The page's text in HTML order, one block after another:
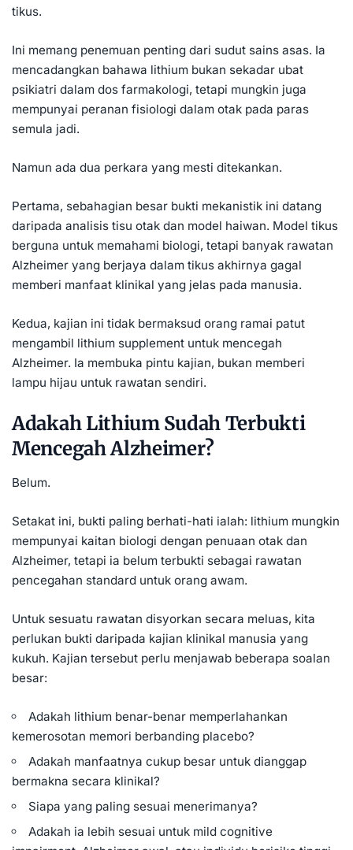
tikus.
Ini memang penemuan penting dari sudut sains asas. Ia
mencadangkan bahawa lithium bukan sekadar ubat
psikiatri dalam dos farmakologi, tetapi mungkin juga
mempunyai peranan fisiologi dalam otak pada paras
semula jadi.
Namun ada dua perkara yang mesti ditekankan.
Pertama, sebahagian besar bukti mekanistik ini datang
daripada analisis tisu otak dan model haiwan. Model tikus
berguna untuk memahami biologi, tetapi banyak rawatan
Alzheimer yang berjaya dalam tikus akhirnya gagal
memberi manfaat klinikal yang jelas pada manusia.
Kedua, kajian ini tidak bermaksud orang ramai patut
mengambil lithium supplement untuk mencegah
Alzheimer. Ia membuka pintu kajian, bukan memberi
lampu hijau untuk rawatan sendiri.
Adakah Lithium Sudah Terbukti
Mencegah Alzheimer?
Belum.
Setakat ini, bukti paling berhati-hati ialah: lithium mungkin
mempunyai kaitan biologi dengan penuaan otak dan
Alzheimer, tetapi ia belum terbukti sebagai rawatan
pencegahan standard untuk orang awam.
Untuk sesuatu rawatan disyorkan secara meluas, kita
perlukan bukti daripada kajian klinikal manusia yang
kukuh. Kajian tersebut perlu menjawab beberapa soalan
besar:
Adakah lithium benar-benar memperlahankan
kemerosotan memori berbanding placebo?
Adakah manfaatnya cukup besar untuk dianggap
bermakna secara klinikal?
Siapa yang paling sesuai menerimanya?
Adakah ia lebih sesuai untuk mild cognitive